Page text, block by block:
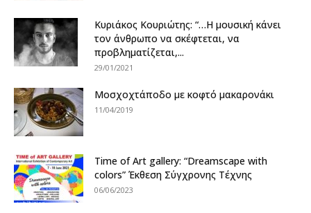
Kυριάκος Κουριώτης: “…Η μουσική κάνει
τον άνθρωπο να σκέφτεται, να
προβληματίζεται,...
29/01/2021
Μοσχοχτάποδο με κοφτό μακαρονάκι
11/04/2019
Time of Art gallery: “Dreamscape with
colors” Έκθεση Σύγχρονης Τέχνης
06/06/2023